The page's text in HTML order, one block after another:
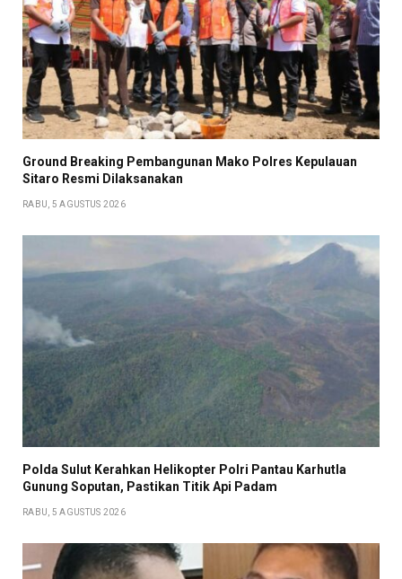
Ground Breaking Pembangunan Mako Polres Kepulauan
Sitaro Resmi Dilaksanakan
RABU, 5 AGUSTUS 2026
Polda Sulut Kerahkan Helikopter Polri Pantau Karhutla
Gunung Soputan, Pastikan Titik Api Padam
RABU, 5 AGUSTUS 2026